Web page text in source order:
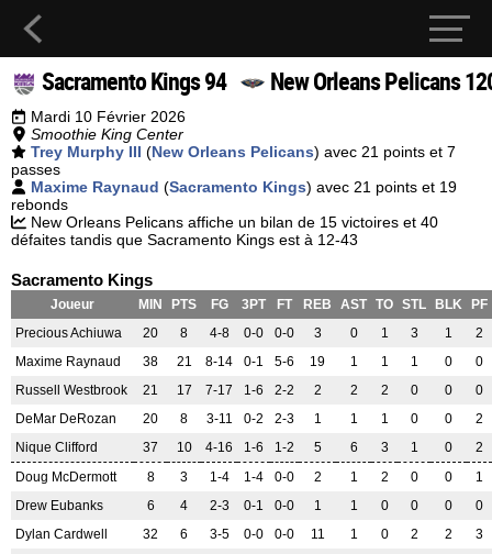
Sacramento Kings 94 New Orleans Pelicans
Mardi 10 Février 2026
Smoothie King Center
Trey Murphy III (New Orleans Pelicans) avec 21 points et 7
passes
Maxime Raynaud (Sacramento Kings) avec 21 points et 19
rebonds
New Orleans Pelicans affiche un bilan de 15 victoires et 40
défaites tandis que Sacramento Kings est à 12-43
Sacramento Kings
Joueur MIN PTS FG 3PT FT REB AST TO STL BLK
PF
Precious Achiuwa
20 8 4-8 0-0 0-0 3 0 1 3 1
2
Maxime Raynaud
38 21 8-14 0-1 5-6 19 1 1 1 0
0
Russell Westbrook
21 17 7-17 1-6 2-2 2 2 2 0 0
0
DeMar DeRozan
20 8 3-11 0-2 2-3 1 1 1 0 0
2
Nique Clifford
37 10 4-16 1-6 1-2 5 6 3 1 0
2
Doug McDermott
8 3 1-4 1-4 0-0 2 1 2 0 0
1
Drew Eubanks
6 4 2-3 0-1 0-0 1 1 0 0 0
0
Dylan Cardwell
32 6 3-5 0-0 0-0 11 1 0 2 2
3